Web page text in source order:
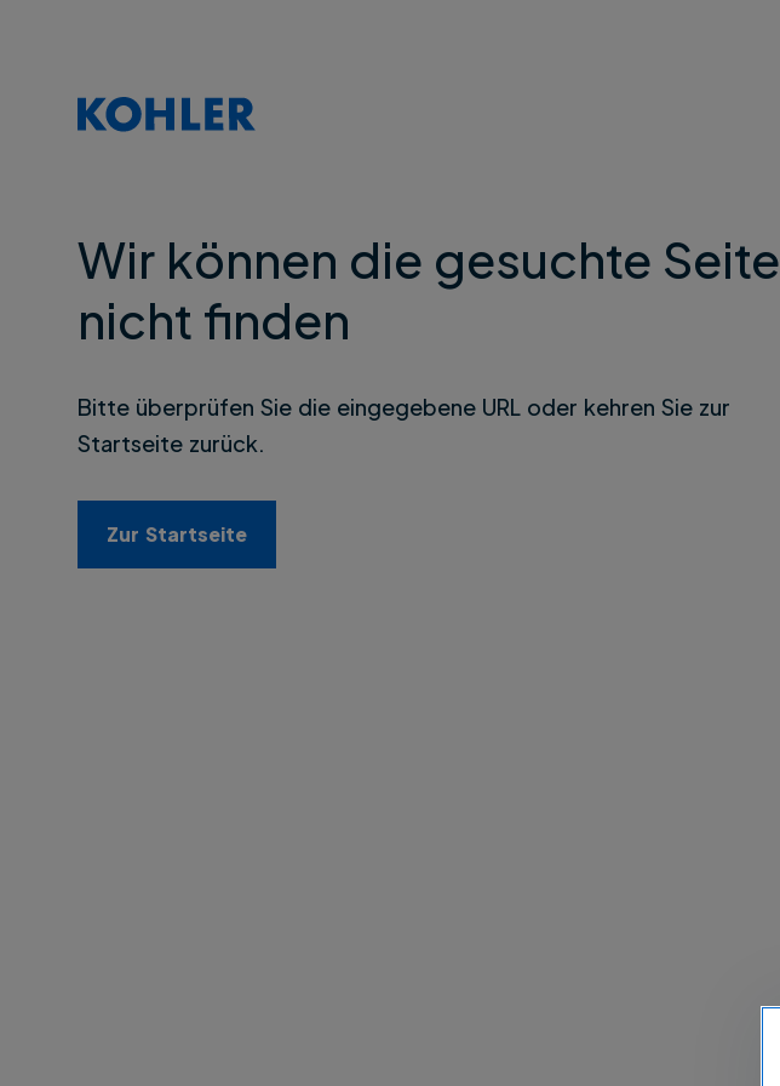
Wir können die gesuchte Seite
nicht finden
Bitte überprüfen Sie die eingegebene URL oder kehren Sie zur
Startseite zurück.
Zur Startseite